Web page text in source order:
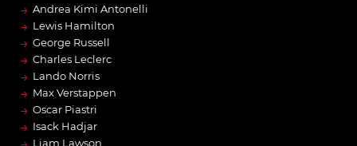
→ Andrea Kimi Antonelli
→ Lewis Hamilton
→ George Russell
→ Charles Leclerc
→ Lando Norris
→ Max Verstappen
→ Oscar Piastri
→ Isack Hadjar
Liam Lawson